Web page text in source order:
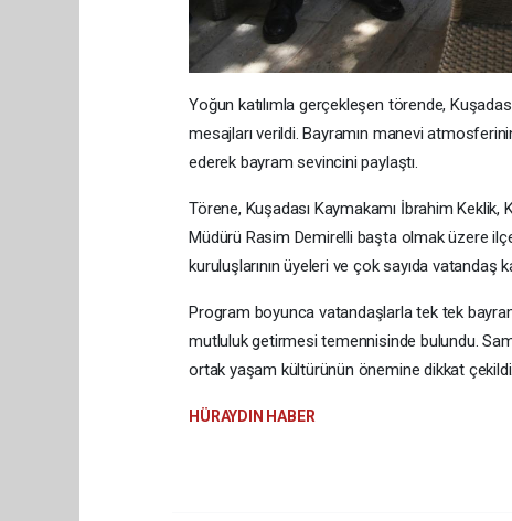
Yoğun katılımla gerçekleşen törende,
mesajları verildi. Bayramın manevi
ederek bayram sevincini paylaştı.
Törene, Kuşadası Kaymakamı İbrahim
Müdürü Rasim Demirelli başta olmak üzere
kuruluşlarının üyeleri ve çok sayıda vatandaş
Program boyunca vatandaşlarla tek tek
mutluluk getirmesi temennisinde bulundu.
ortak yaşam kültürünün önemine dikkat çekildi.
HÜRAYDIN HABER